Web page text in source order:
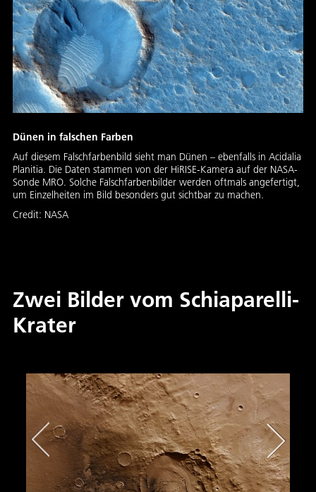
Dünen in falschen Farben
Auf diesem Falschfarbenbild sieht man Dünen – ebenfalls in Acidalia
Planitia. Die Daten stammen von der HiRISE-Kamera auf der NASA-
Sonde MRO. Solche Falschfarbenbilder werden oftmals angefertigt,
um Einzelheiten im Bild besonders gut sichtbar zu machen.
Credit: NASA
Zwei Bilder vom Schiaparelli-
Krater